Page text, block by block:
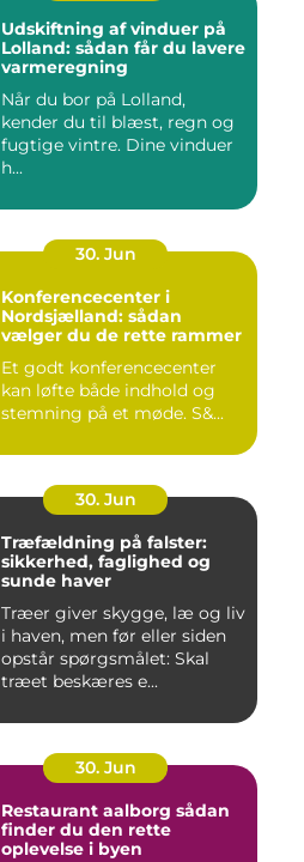
Udskiftning af vinduer på
Lolland: sådan får du lavere
varmeregning
Når du bor på Lolland,
kender du til blæst, regn og
fugtige vintre. Dine vinduer
h...
30. Jun
Konferencecenter i
Nordsjælland: sådan
vælger du de rette rammer
Et godt konferencecenter
kan løfte både indhold og
stemning på et møde. S&...
30. Jun
Træfældning på falster:
sikkerhed, faglighed og
sunde haver
Træer giver skygge, læ og liv
i haven, men før eller siden
opstår spørgsmålet: Skal
træet beskæres e...
30. Jun
Restaurant aalborg sådan
finder du den rette
oplevelse i byen